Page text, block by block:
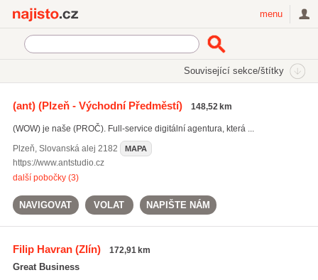
menu
Související sekce/štítky
propagace na internetu(1676)
tvorba www(3799)
html prezentace(1804)
(ant)(Plzeň - Východní Předměstí) 148,52 km
(WOW) je naše (PROČ). Full-service digitální agentura, která ...
Plzeň, Slovanská alej 2182 MAPA
https://www.antstudio.cz
další pobočky (3)
NAVIGOVAT VOLAT NAPIŠTE NÁM
Filip Havran(Zlín) 172,91 km
Great Business